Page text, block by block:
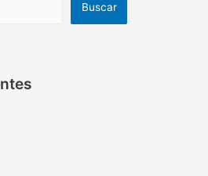
Buscar